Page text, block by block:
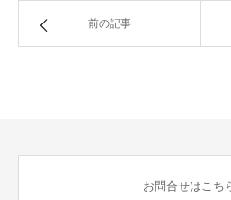
前の記事
お問合せはこち